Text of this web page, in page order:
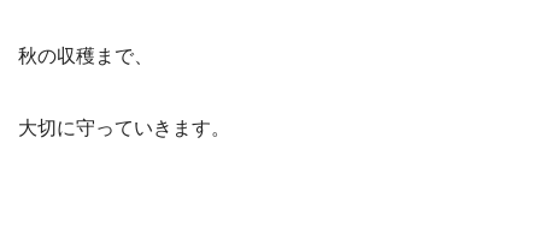
秋の収穫まで、
大切に守っていきます。